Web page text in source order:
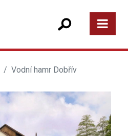
Vodní hamr Dobřív